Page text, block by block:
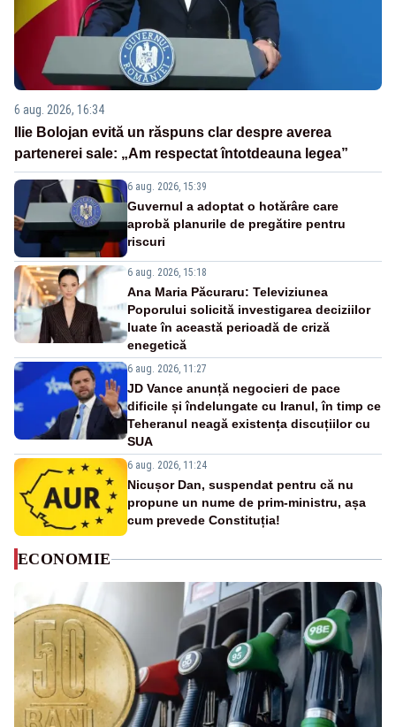
6 aug. 2026, 16:34
Ilie Bolojan evită un răspuns clar despre averea
partenerei sale: „Am respectat întotdeauna legea”
6 aug. 2026, 15:39
Guvernul a adoptat o hotărâre care
aprobă planurile de pregătire pentru
riscuri
6 aug. 2026, 15:18
Ana Maria Păcuraru: Televiziunea
Poporului solicită investigarea deciziilor
luate în această perioadă de criză
enegetică
6 aug. 2026, 11:27
JD Vance anunță negocieri de pace
dificile și îndelungate cu Iranul, în timp ce
Teheranul neagă existența discuțiilor cu
SUA
6 aug. 2026, 11:24
Nicușor Dan, suspendat pentru că nu
propune un nume de prim-ministru, așa
cum prevede Constituția!
ECONOMIE